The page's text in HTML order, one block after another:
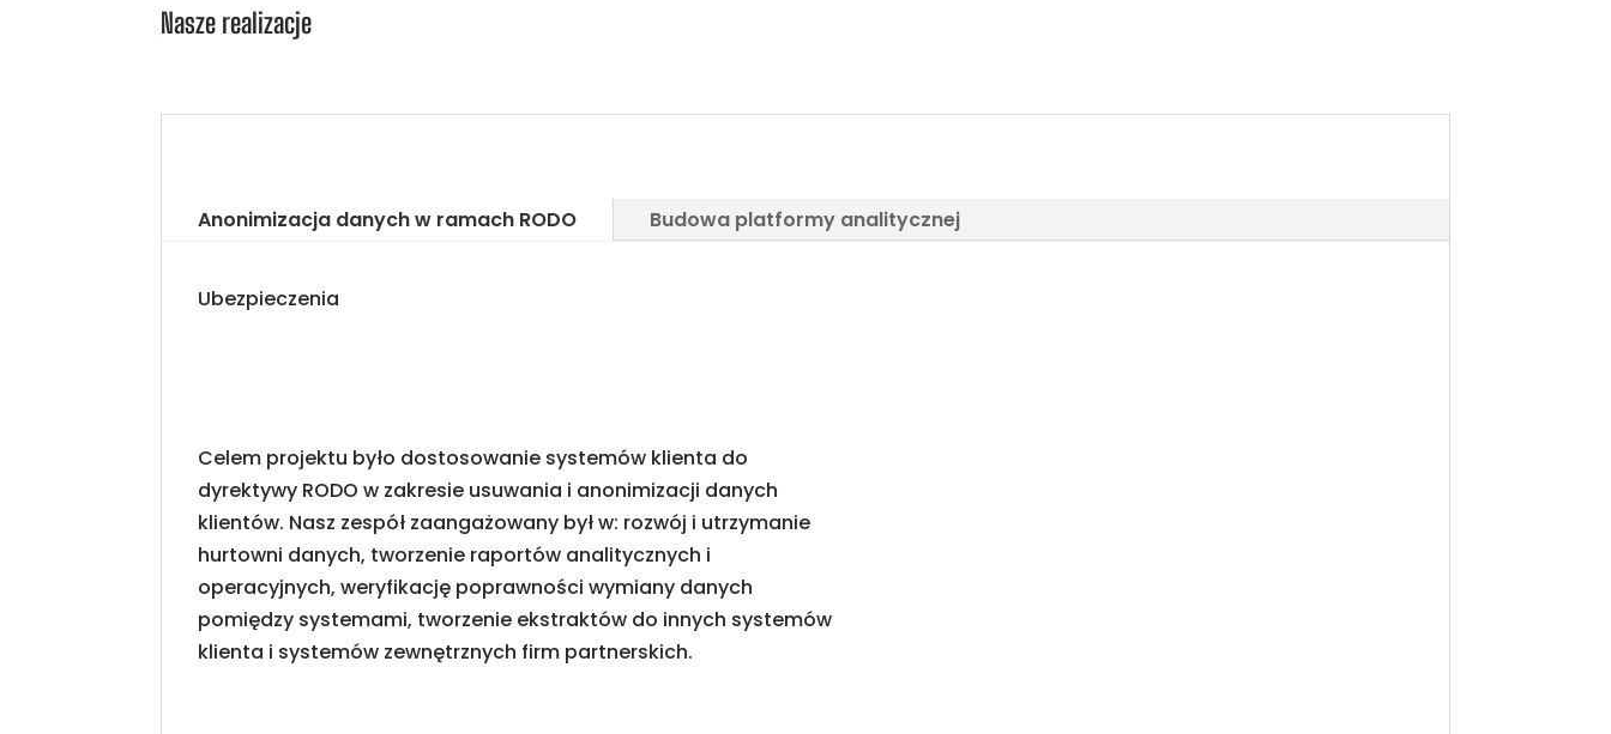
Nasze realizacje
Anonimizacja danych w ramach RODO Budowa platformy analitycznej
Ubezpieczenia
Celem projektu było dostosowanie systemów klienta do
dyrektywy RODO w zakresie usuwania i anonimizacji danych
klientów. Nasz zespół zaangażowany był w: rozwój i utrzymanie
hurtowni danych, tworzenie raportów analitycznych i
operacyjnych, weryfikację poprawności wymiany danych
pomiędzy systemami, tworzenie ekstraktów do innych systemów
klienta i systemów zewnętrznych firm partnerskich.